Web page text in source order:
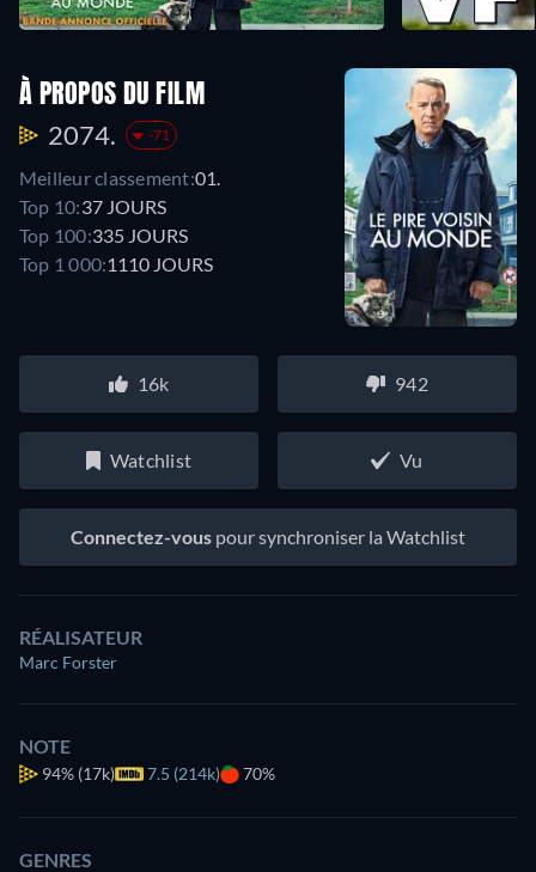
À PROPOS DU FILM
2074. -71
Meilleur classement:01.
Top 10:37 JOURS
Top 100:335 JOURS
Top 1 000:1110 JOURS
16k 942
Watchlist Vu
Connectez-vous pour synchroniser la Watchlist
RÉALISATEUR
Marc Forster
NOTE
94% (17k) 7.5 (214k) 70%
GENRES